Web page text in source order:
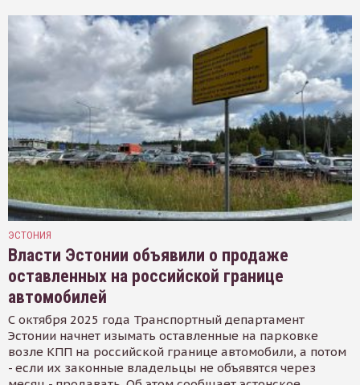
ЭСТОНИЯ
Власти Эстонии объявили о продаже
оставленных на российской границе
автомобилей
С октября 2025 года Транспортный департамент
Эстонии начнет изымать оставленные на парковке
возле КПП на российской границе автомобили, а потом
- если их законные владельцы не объявятся через